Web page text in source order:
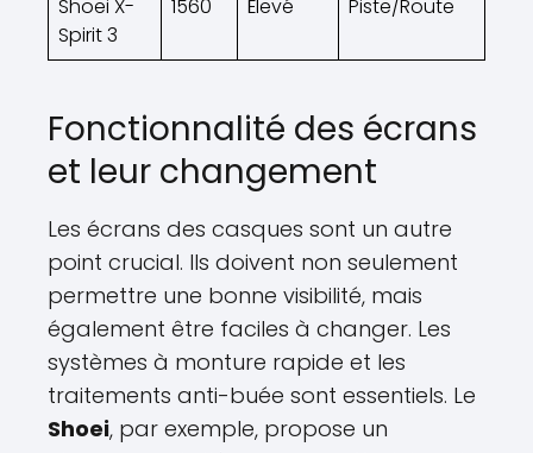
Shoei X-
Spirit 3
1560 Élevé Piste/Route
Fonctionnalité des écrans
et leur changement
Les écrans des casques sont un autre
point crucial. Ils doivent non seulement
permettre une bonne visibilité, mais
également être faciles à changer. Les
systèmes à monture rapide et les
traitements anti-buée sont essentiels. Le
Shoei, par exemple, propose un